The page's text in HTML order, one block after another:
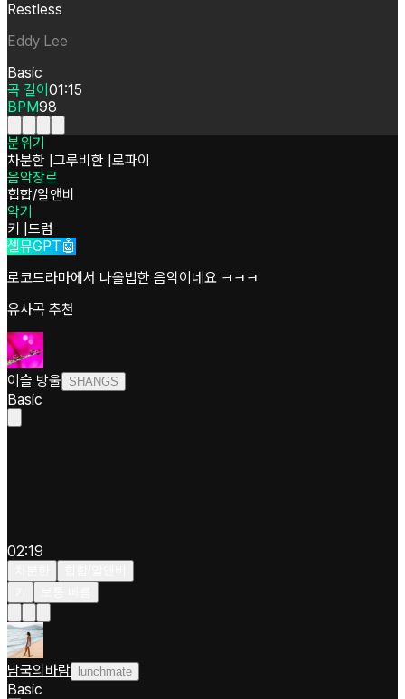
Restless
Eddy Lee
Basic
곡 길이 01:15
BPM98
분위기
차분한 그루비한 로파이
음악장르
힙합/알앤비
악기
키 드럼
셀뮤GPT🤖
로코드라마에서 나올법한 음악이네요 ㅋㅋㅋ
유사곡 추천
이슬 방울 SHANGS
Basic
02:19
남국의바람 lunchmate
Basic